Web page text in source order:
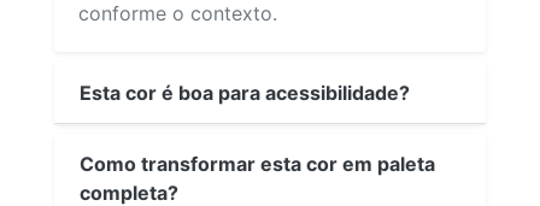
conforme o contexto.
Esta cor é boa para acessibilidade?
Como transformar esta cor em paleta
completa?